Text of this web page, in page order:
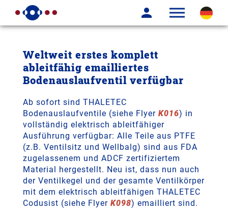
Weltweit erstes komplett
ableitfähig emailliertes
Bodenauslaufventil verfügbar
Ab sofort sind THALETEC
Bodenauslaufventile (siehe Flyer K016) in
vollständig elektrisch ableitfähiger
Ausführung verfügbar: Alle Teile aus PTFE
(z.B. Ventilsitz und Wellbalg) sind aus FDA
zugelassenem und ADCF zertifiziertem
Material hergestellt. Neu ist, dass nun auch
der Ventilkegel und der gesamte Ventilkörper
mit dem elektrisch ableitfähigen THALETEC
Codusist (siehe Flyer K098) emailliert sind.